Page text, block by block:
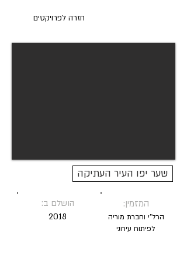
חזרה לפרויקטים
שער יפו העיר העתיקה
הושלם ב:
2018
המזמין:
הרל"י וחברת מוריה
לפיתוח עירוני